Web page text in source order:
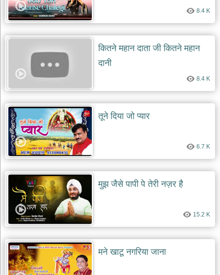
शनि
देव
भजन
आज
भजन
bhajan
of
the
day
भजन
जोड़ें
add
8.4 K
कितने महान दाता जी कितने महान
दानी
8.4 K
तूने दिया जो प्यार
6.7 K
मुझ जैसे पापी पे तेरी नज़र है
15.2 K
मने खाटू नगरिया जाना